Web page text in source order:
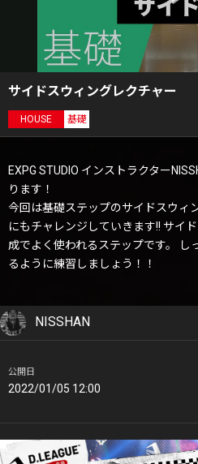
サイドスウィングレクチャー
HOUSE 基礎
EXPG STUDIO インストラクター
ります！
今回は基礎ステップのサイドスウィ
にもチャレンジしていきます!! サイ
成でよく使われるステップです。 し
るように練習しましょう！！
NISSHAN
公開日
2022/01/05 12:00